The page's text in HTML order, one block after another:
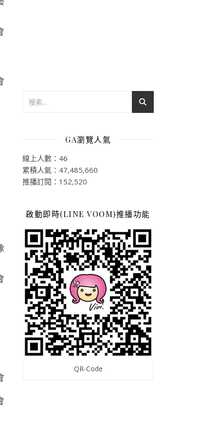
GA瀏覽人氣
線上人數：46
累積人氣：47,485,660
推播訂閱：152,520
啟動即時(LINE VOOM)推播功能
QR-Code